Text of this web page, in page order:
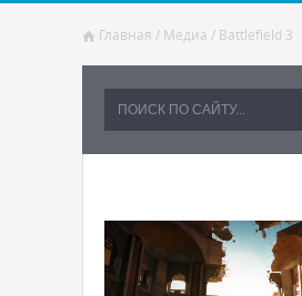
Главная / Медиа / Battlefield 3